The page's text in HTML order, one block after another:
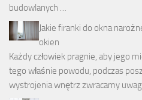
budowlanych …
Jakie firanki do okna
okien
Każdy człowiek pragnie, aby jego
tego właśnie powodu, podczas
wystrojenia wnętrz zwracamy